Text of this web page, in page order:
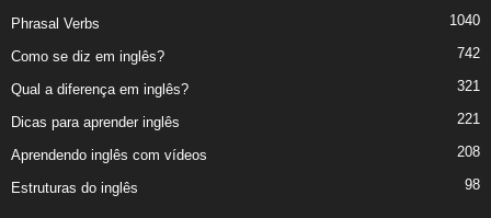
Phrasal Verbs 1040
Como se diz em inglês? 742
Qual a diferença em inglês? 321
Dicas para aprender inglês 221
Aprendendo inglês com vídeos 208
Estruturas do inglês 98